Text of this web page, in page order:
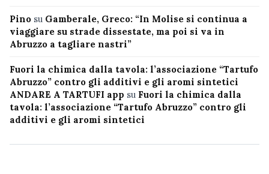
Pino su Gamberale, Greco: “In Molise si continua a
viaggiare su strade dissestate, ma poi si va in
Abruzzo a tagliare nastri”
Fuori la chimica dalla tavola: l’associazione “Tartufo
Abruzzo” contro gli additivi e gli aromi sintetici
ANDARE A TARTUFI app su Fuori la chimica dalla
tavola: l’associazione “Tartufo Abruzzo” contro gli
additivi e gli aromi sintetici